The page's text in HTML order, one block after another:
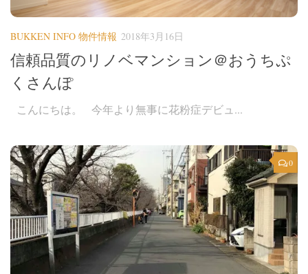
BUKKEN INFO 物件情報 2018年3月16日
信頼品質のリノベマンション＠おうちぷ
くさんぽ
こんにちは。 今年より無事に花粉症デビュ...
0